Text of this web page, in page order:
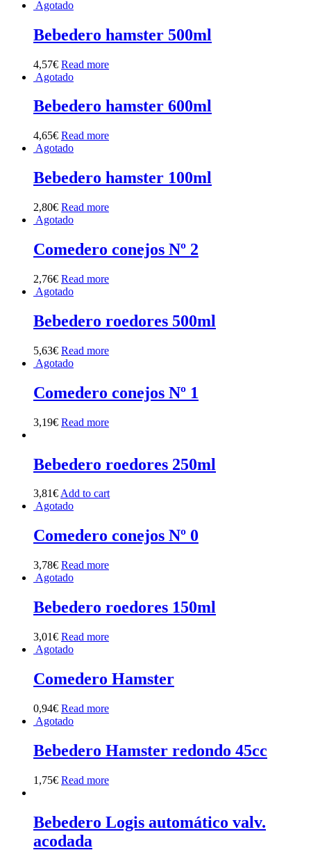
Agotado
Bebedero hamster 500ml
4,57€ Read more
Agotado
Bebedero hamster 600ml
4,65€ Read more
Agotado
Bebedero hamster 100ml
2,80€ Read more
Agotado
Comedero conejos Nº 2
2,76€ Read more
Agotado
Bebedero roedores 500ml
5,63€ Read more
Agotado
Comedero conejos Nº 1
3,19€ Read more
Bebedero roedores 250ml
3,81€Add to cart
Agotado
Comedero conejos Nº 0
3,78€ Read more
Agotado
Bebedero roedores 150ml
3,01€ Read more
Agotado
Comedero Hamster
0,94€ Read more
Agotado
Bebedero Hamster redondo 45cc
1,75€ Read more
Bebedero Logis automático valv.
acodada